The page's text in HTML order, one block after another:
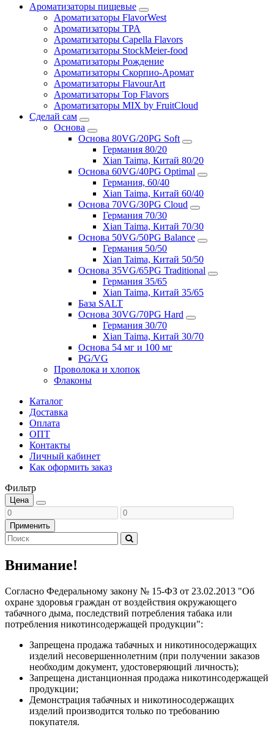
Ароматизаторы пищевые
Ароматизаторы FlavorWest
Ароматизаторы TPA
Ароматизаторы Capella Flavors
Ароматизаторы StockMeier-food
Ароматизаторы Рождение
Ароматизаторы Скорпио-Аромат
Ароматизаторы FlavourArt
Ароматизаторы Top Flavors
Ароматизаторы MIX by FruitCloud
Сделай сам
Основа
Основа 80VG/20PG Soft
Германия 80/20
Xian Taima, Китай 80/20
Основа 60VG/40PG Optimal
Германия, 60/40
Xian Taima, Китай 60/40
Основа 70VG/30PG Cloud
Германия 70/30
Xian Taima, Китай 70/30
Основа 50VG/50PG Balance
Германия 50/50
Xian Taima, Китай 50/50
Основа 35VG/65PG Traditional
Германия 35/65
Xian Taima, Китай 35/65
База SALT
Основа 30VG/70PG Hard
Германия 30/70
Xian Taima, Китай 30/70
Основа 54 мг и 100 мг
PG/VG
Проволока и хлопок
Флаконы
Каталог
Доставка
Оплата
ОПТ
Контакты
Личный кабинет
Как оформить заказ
Фильтр
Цена
Применить
Внимание!
Согласно Федеральному закону № 15-ФЗ от 23.02.2013 "Об
охране здоровья граждан от воздействия окружающего
табачного дыма, последствий потребления табака или
потребления никотинсодержащей продукции":
Запрещена продажа табачных и никотиносодержащих
изделий несовершеннолетним (при получении заказов
необходим документ, удостоверяющий личность);
Запрещена дистанционная продажа никотинсодержащей
продукции;
Демонстрация табачных и никотиносодержащих
изделий производится только по требованию
покупателя.